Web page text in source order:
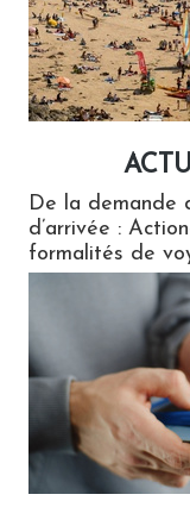
De la demande
d’arrivée :
formalités de